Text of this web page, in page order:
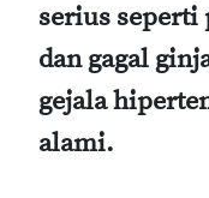
serius seperti
dan gagal
gejala
alami.